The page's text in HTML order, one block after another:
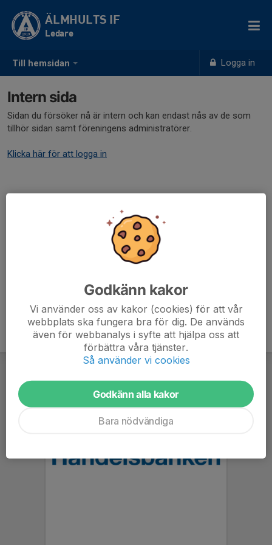
Till hemsidan Logga in
ÄLMHULTS IF
Ledare
Intern sida
Sidan du försöker nå är intern och kan endast nås av de som
tillhör sidan samt föreningens administratörer.
Klicka här för att logga in
Godkänn kakor
Vi använder oss av kakor (cookies) för att vår
webbplats ska fungera bra för dig. De används
även för webbanalys i syfte att hjälpa oss att
förbättra våra tjänster.
Så använder vi cookies
Godkänn alla kakor
Bara nödvändiga